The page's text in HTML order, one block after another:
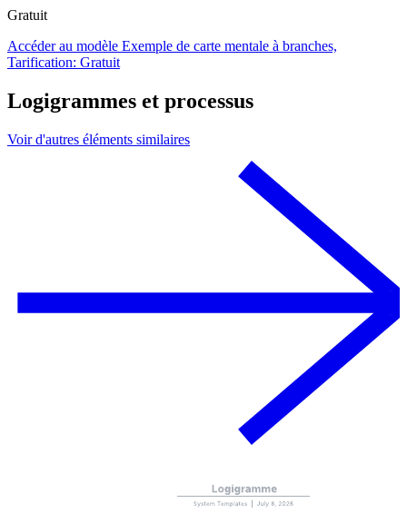
Gratuit
Accéder au modèle Exemple de carte mentale à branches,
Tarification: Gratuit
Logigrammes et processus
Voir d'autres éléments similaires